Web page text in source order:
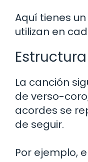
Aquí tienes
utilizan en
La canción
de verso-
acordes se
de seguir.
Por ejemplo,